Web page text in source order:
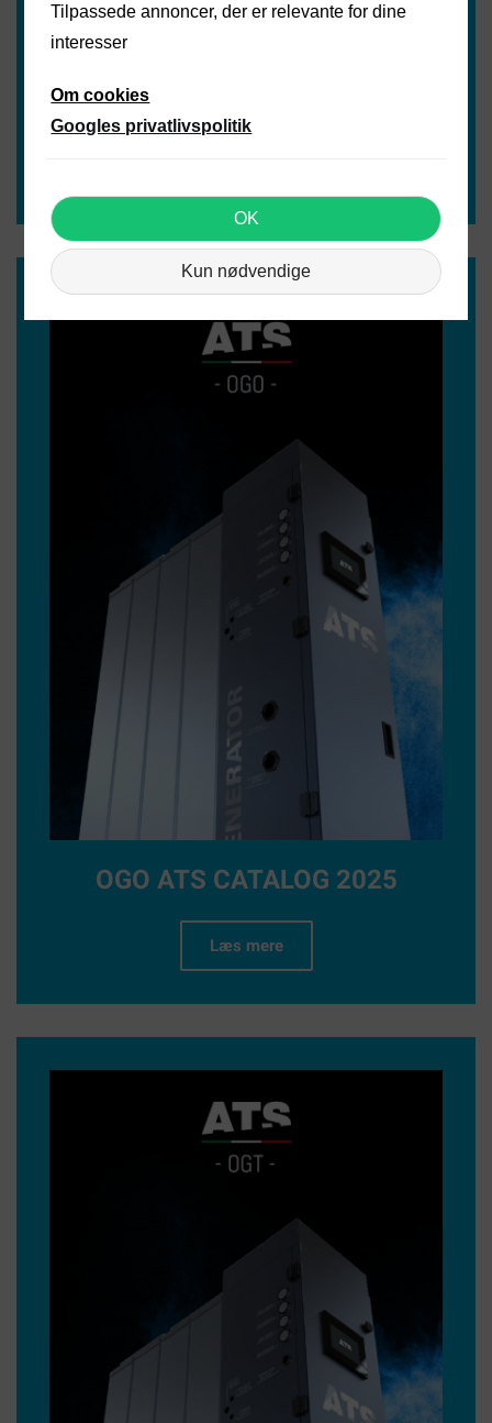
NGT ATS CATALOG 2025
OGO ATS CATALOG 2025
Læs mere
Tilpassede annoncer, der er relevante for dine
interesser
Om cookies
Googles privatlivspolitik
OK
Kun nødvendige